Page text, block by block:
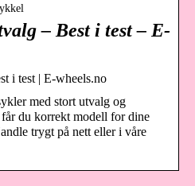
– Best i test – E-
i test | E-wheels.no
med stort utvalg og
får du korrekt modell for dine
trygt på nett eller i våre